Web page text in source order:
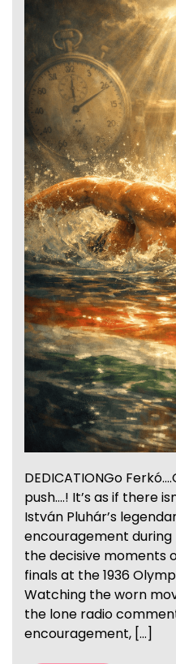
DEDICATIONGo
push….! It’s as if there
István Pluhár’s
encouragement
the decisive moments
finals at the 1936
Watching the worn
the lone radio
encouragement, […]